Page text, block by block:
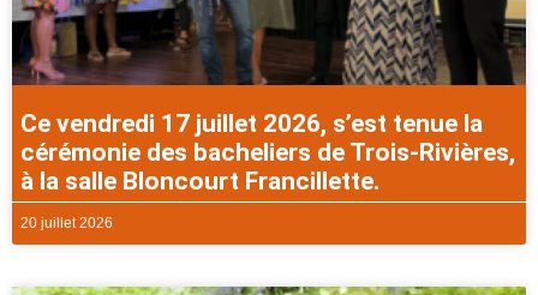
Ce vendredi 17 juillet 2026, s’est tenue la
cérémonie des bacheliers de Trois-Rivières,
à la salle Bloncourt Francillette.
20 juillet 2026